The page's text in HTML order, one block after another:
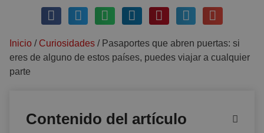
Inicio / Curiosidades / Pasaportes que abren puertas: si
eres de alguno de estos países, puedes viajar a cualquier
parte
Contenido del artículo